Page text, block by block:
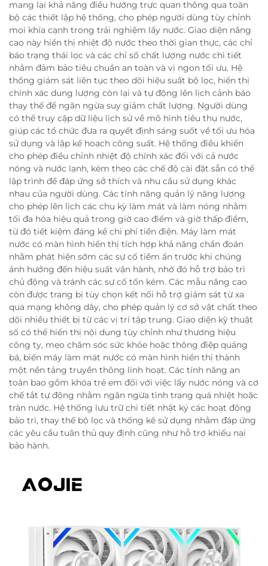
mang lại khả năng điều hướng trực quan thông qua toàn
bộ các thiết lập hệ thống, cho phép người dùng tùy chỉnh
mọi khía cạnh trong trải nghiệm lấy nước. Giao diện nâng
cao này hiển thị nhiệt độ nước theo thời gian thực, các chỉ
báo trạng thái lọc và các chỉ số chất lượng nước chi tiết
nhằm đảm bảo tiêu chuẩn an toàn và vị ngon tối ưu. Hệ
thống giám sát liên tục theo dõi hiệu suất bộ lọc, hiển thị
chính xác dung lượng còn lại và tự động lên lịch cảnh báo
thay thế để ngăn ngừa suy giảm chất lượng. Người dùng
có thể truy cập dữ liệu lịch sử về mô hình tiêu thụ nước,
giúp các tổ chức đưa ra quyết định sáng suốt về tối ưu hóa
sử dụng và lập kế hoạch công suất. Hệ thống điều khiển
cho phép điều chỉnh nhiệt độ chính xác đối với cả nước
nóng và nước lạnh, kèm theo các chế độ cài đặt sẵn có thể
lập trình để đáp ứng sở thích và nhu cầu sử dụng khác
nhau của người dùng. Các tính năng quản lý năng lượng
cho phép lên lịch các chu kỳ làm mát và làm nóng nhằm
tối đa hóa hiệu quả trong giờ cao điểm và giờ thấp điểm,
từ đó tiết kiệm đáng kể chi phí tiền điện. Máy làm mát
nước có màn hình hiển thị tích hợp khả năng chẩn đoán
nhằm phát hiện sớm các sự cố tiềm ẩn trước khi chúng
ảnh hưởng đến hiệu suất vận hành, nhờ đó hỗ trợ bảo trì
chủ động và tránh các sự cố tốn kém. Các mẫu nâng cao
còn được trang bị tùy chọn kết nối hỗ trợ giám sát từ xa
qua mạng không dây, cho phép quản lý cơ sở vật chất theo
dõi nhiều thiết bị từ các vị trí tập trung. Giao diện kỹ thuật
số có thể hiển thị nội dung tùy chỉnh như thương hiệu
công ty, mẹo chăm sóc sức khỏe hoặc thông điệp quảng
bá, biến máy làm mát nước có màn hình hiển thị thành
một nền tảng truyền thông linh hoạt. Các tính năng an
toàn bao gồm khóa trẻ em đối với việc lấy nước nóng và cơ
chế tắt tự động nhằm ngăn ngừa tình trạng quá nhiệt hoặc
tràn nước. Hệ thống lưu trữ chi tiết nhật ký các hoạt động
bảo trì, thay thế bộ lọc và thống kê sử dụng nhằm đáp ứng
các yêu cầu tuân thủ quy định cũng như hỗ trợ khiếu nại
bảo hành.